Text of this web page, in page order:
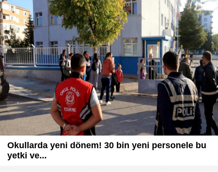
Okullarda yeni dönem! 30 bin yeni personele bu
yetki ve...